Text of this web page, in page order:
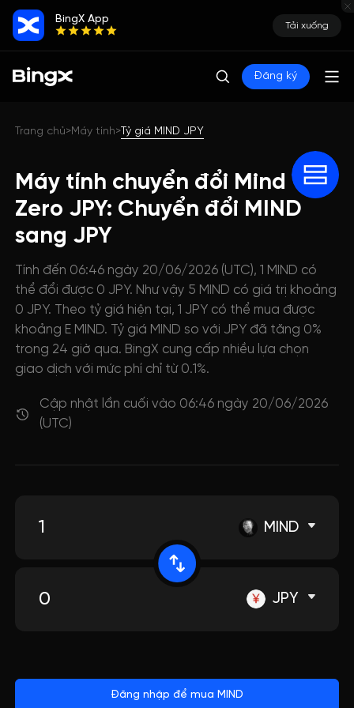
BingX App
Tải xuống
Đăng ký
Trang chủ>Máy tính>Tỷ giá MIND JPY
Máy tính chuyển đổi Mind
Zero JPY: Chuyển đổi MIND
sang JPY
Tính đến 06:46 ngày 20/06/2026 (UTC), 1 MIND có
thể đổi được 0 JPY. Như vậy 5 MIND có giá trị khoảng
0 JPY. Theo tỷ giá hiện tại, 1 JPY có thể mua được
khoảng E MIND. Tỷ giá MIND so với JPY đã tăng 0%
trong 24 giờ qua. BingX cung cấp nhiều lựa chọn
giao dịch với mức phí chỉ từ 0.1%.
Cập nhật lần cuối vào 06:46 ngày 20/06/2026
(UTC)
MIND
JPY
Đăng nhập để mua MIND